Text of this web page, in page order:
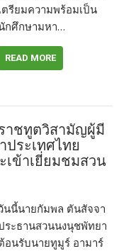
ตรียมความพร้อมเป็น
กศึกษามหา…
READ MORE
าชทูตวิสามัญผู้มี
ประเทศไทย
ข้าเยี่ยมชมสวน
นนี้นายกัมพล ตันสัจจา
ระธานสวนนงนุชพัทยา
อนรับนายทูมูร์ อามาร์